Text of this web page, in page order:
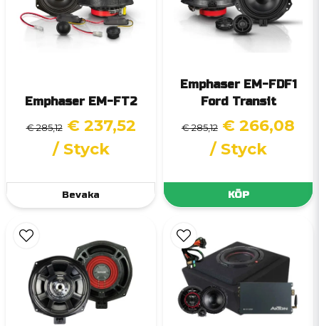
Emphaser EM-FT2
€ 285,12 € 237,52
/ Styck
Bevaka
Emphaser EM-FDF1
Ford Transit
€ 285,12 € 266,08
/ Styck
KÖP